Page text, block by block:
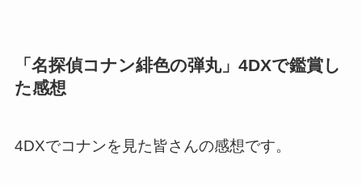
「名探偵コナン緋色の弾丸」4DXで鑑賞し
た感想
4DXでコナンを見た皆さんの感想です。